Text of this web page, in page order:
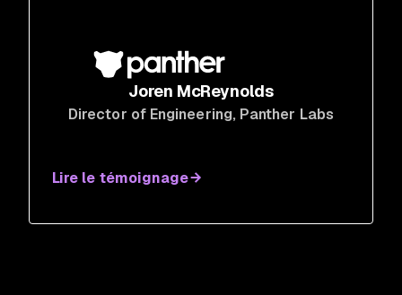
Joren McReynolds
Director of Engineering, Panther Labs
Lire le témoignage